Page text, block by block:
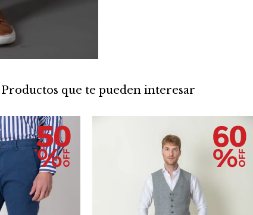
Productos que te pueden interesar